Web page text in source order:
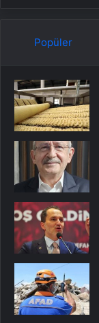
Popüler